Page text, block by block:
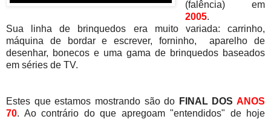
(falência) em
2005.
Sua linha de brinquedos era muito variada: carrinho,
máquina de bordar e escrever, forninho, aparelho de
desenhar, bonecos e uma gama de brinquedos baseados
em séries de TV.
Estes que estamos mostrando são do FINAL DOS ANOS
70. Ao contrário do que apregoam "entendidos" de hoje